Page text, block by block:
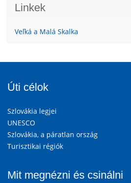
Linkek
Veľká a Malá Skalka
Úti célok
Szlovákia legjei
UNESCO
Szlovákia, a páratlan ország
Turisztikai régiók
Mit megnézni és csinálni